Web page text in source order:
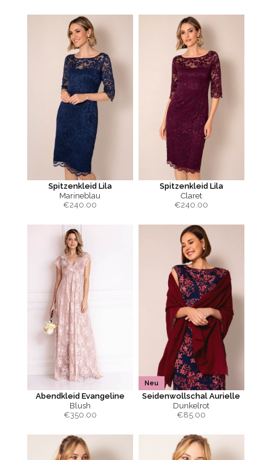
Spitzenkleid Lila
Marineblau
€240.00
Spitzenkleid Lila
Claret
€240.00
Abendkleid Evangeline
Blush
€350.00
Neu
Seidenwollschal Aurielle
Dunkelrot
€85.00